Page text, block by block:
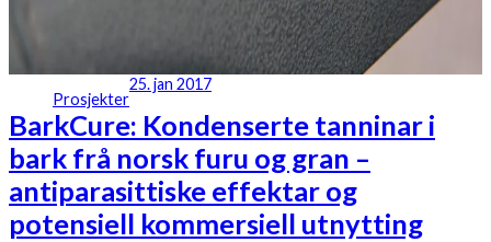
Prosjekter
25. jan 2017
BarkCure: Kondenserte tanninar i
bark frå norsk furu og gran –
antiparasittiske effektar og
potensiell kommersiell utnytting